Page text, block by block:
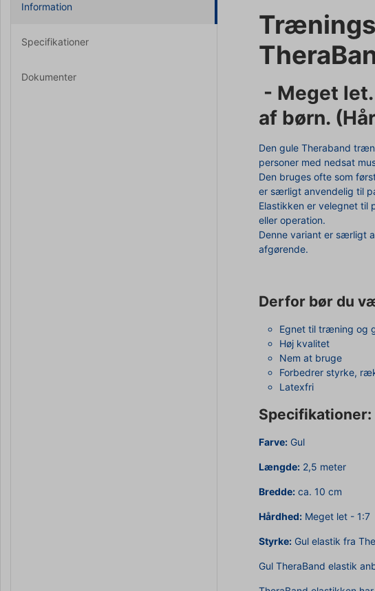
Information
Specifikationer
Dokumenter
- Meget
af børn.
Den gule Theraband
personer med nedsat
Den bruges ofte som
er særligt anvendelig til
Elastikken er velegnet
eller operation.
Denne variant er særligt
afgørende.
Derfor bør du
Egnet til træning og
Høj kvalitet
Nem at bruge
Forbedrer styrke,
Latexfri
Specifikationer:
Farve: Gul
Længde: 2,5 meter
Bredde: ca. 10 cm
Hårdhed: Meget let - 1:7
Styrke: Gul elastik fra
Gul TheraBand elastik